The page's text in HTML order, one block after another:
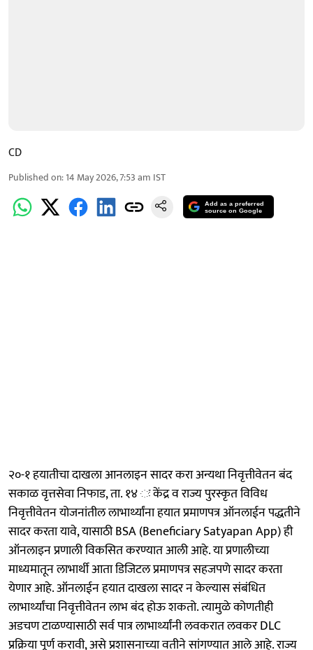
CD
Published on:14 May 2026, 7:53 am IST
Add as a preferred
source on Google
२०-१ हयातीचा दाखला आनलाइन सादर करा अन्यथा निवृत्तीवेतन बंद
सकाळ वृत्तसेवा निफाड, ता. १४ ः केंद्र व राज्य पुरस्कृत विविध
निवृत्तीवेतन योजनांतील लाभार्थ्यांना हयात प्रमाणपत्र ऑनलाईन पद्धतीने
सादर करता यावे, यासाठी BSA (Beneficiary Satyapan App) ही
ऑनलाइन प्रणाली विकसित करण्यात आली आहे. या प्रणालीच्या
माध्यमातून लाभार्थी आता डिजिटल प्रमाणपत्र सहजपणे सादर करता
येणार आहे. ऑनलाईन हयात दाखला सादर न केल्यास संबंधित
लाभार्थ्यांचा निवृत्तीवेतन लाभ बंद होऊ शकतो. त्यामुळे कोणतीही
अडचण टाळण्यासाठी सर्व पात्र लाभार्थ्यांनी लवकरात लवकर DLC
प्रक्रिया पूर्ण करावी, असे प्रशासनाच्या वतीने सांगण्यात आले आहे. राज्य